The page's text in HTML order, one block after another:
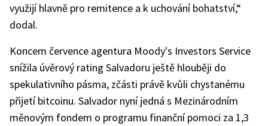
využijí hlavně pro remitence a k uchování bohatství,“
dodal.
Koncem července agentura Moody's Investors Service
snížila úvěrový rating Salvadoru ještě hlouběji do
spekulativního pásma, zčásti právě kvůli chystanému
přijetí bitcoinu. Salvador nyní jedná s Mezinárodním
měnovým fondem o programu finanční pomoci za 1,3